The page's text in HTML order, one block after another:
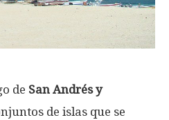
de San Andrés y
de islas que se